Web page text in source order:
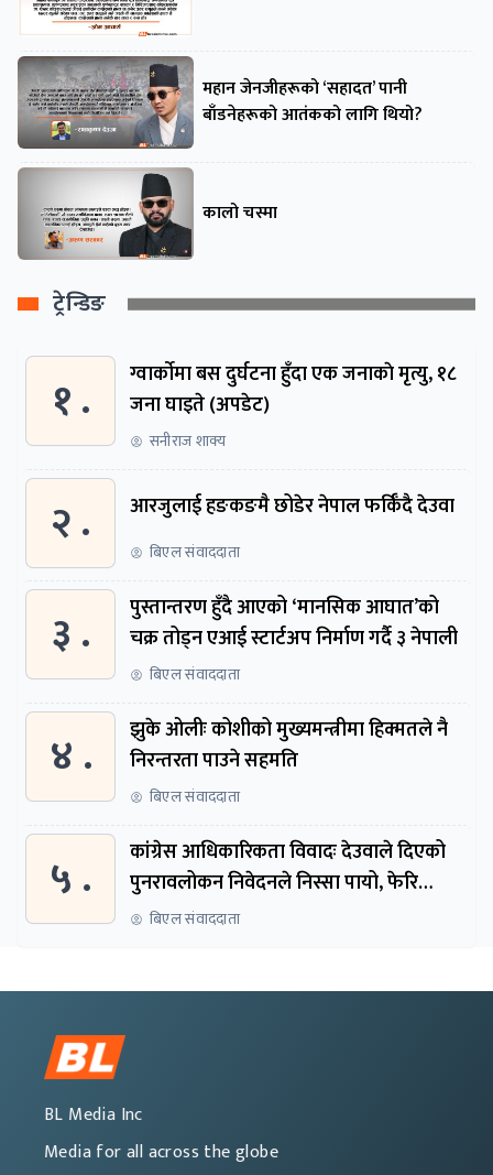
महान जेनजीहरूको ‘सहादत’ पानी
बाँडनेहरूको आतंकको लागि थियो?
कालो चस्मा
ट्रेन्डिङ
१ .
ग्वार्काेमा बस दुर्घटना हुँदा एक जनाकाे मृत्यु, १८
जना घाइते (अपडेट)
सनीराज शाक्य
२ . आरजुलाई हङकङमै छोडेर नेपाल फर्किँदै देउवा
बिएल संवाददाता
३ .
पुस्तान्तरण हुँदै आएको ‘मानसिक आघात’को
चक्र तोड्न एआई स्टार्टअप निर्माण गर्दै ३ नेपाली
बिएल संवाददाता
४ .
झुके ओलीः कोशीको मुख्यमन्त्रीमा हिक्मतले नै
निरन्तरता पाउने सहमति
बिएल संवाददाता
५ .
कांग्रेस आधिकारिकता विवादः देउवाले दिएको
पुनरावलोकन निवेदनले निस्सा पायो, फेरि
सुरुदेखि सुनुवाइ हुने
बिएल संवाददाता
BL Media Inc
Media for all across the globe